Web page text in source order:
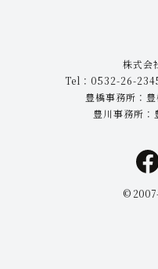
株式
Tel：0532-26-
豊橋事務所：
豊川事務所
©